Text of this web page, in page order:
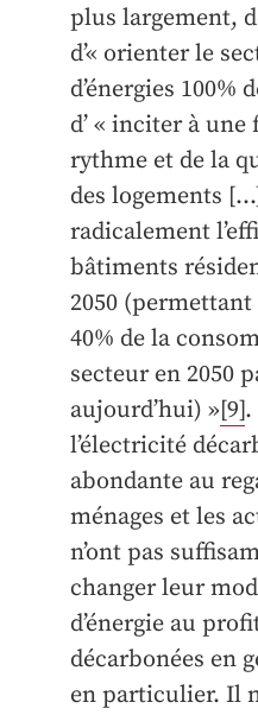
plus largement,
d’« orienter le
d’énergies 100%
d’ « inciter à
rythme et de la
des logements
radicalement
bâtiments
2050 (permettant
40% de la
secteur en 2050
aujourd’hui) »[9].
l’électricité
abondante au
ménages et les
n’ont pas
changer leur
d’énergie au
décarbonées en
en particulier. Il